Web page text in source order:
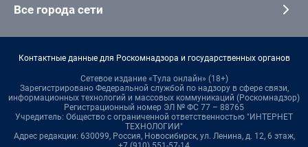
Все города сети
Контактные данные для Роскомнадзора и государственных органов
Сетевое издание «Тула онлайн» (18+)
Зарегистрировано Федеральной службой по надзору в сфере связи,
информационных технологий и массовых коммуникаций (Роскомнадзор)
Регистрационный номер ЭЛ № ФС 77 – 88765
Учредитель: Общество с ограниченной ответственностью "ИНТЕРНЕТ
ТЕХНОЛОГИИ"
Адрес редакции: 630099, Россия, Новосибирск, ул. Ленина, д. 12, 6 этаж,